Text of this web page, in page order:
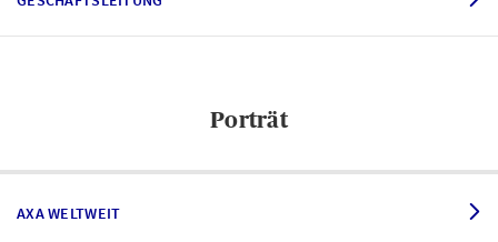
Porträt
AXA WELTWEIT